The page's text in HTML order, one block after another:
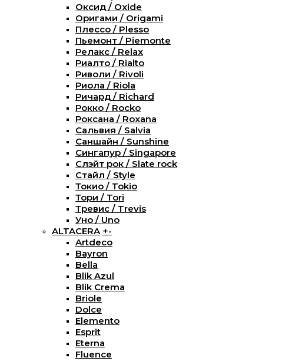
Оксид / Oxide
Оригами / Origami
Плессо / Plesso
Пьемонт / Piemonte
Релакс / Relax
Риалто / Rialto
Риволи / Rivoli
Риола / Riola
Ричард / Richard
Рокко / Rocko
Роксана / Roxana
Сальвия / Salvia
Саншайн / Sunshine
Сингапур / Singapore
Слэйт рок / Slate rock
Стайл / Style
Токио / Tokio
Тори / Tori
Тревис / Trevis
Уно / Uno
ALTACERA +-
Artdeco
Bayron
Bella
Blik Azul
Blik Crema
Briole
Dolce
Elemento
Esprit
Eterna
Fluence